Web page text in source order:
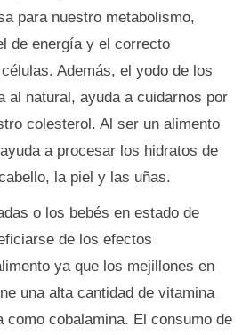
para nuestro metabolismo,
de energía y el correcto
Además, el yodo de los
al natural, ayuda a cuidarnos por
colesterol. Al ser un alimento
a procesar los hidratos de
la piel y las uñas.
o los bebés en estado de
de los efectos
ya que los mejillones en
una alta cantidad de vitamina
como cobalamina. El consumo de